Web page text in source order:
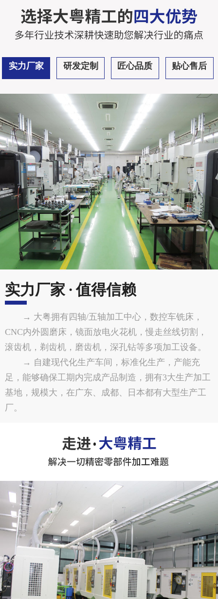
实力厂家 研发定制 匠心品质 贴心售后
实力厂家 · 值得信赖
→ 大粤拥有四轴/五轴加工中心，数控车铣床，
CNC内外圆磨床，镜面放电火花机，慢走丝线切割，
滚齿机，剃齿机，磨齿机，深孔钻等多项加工设备。
→ 自建现代化生产车间，标准化生产，产能充
足，能够确保工期内完成产品制造，拥有3大生产加工
基地，规模大，在广东、成都、日本都有大型生产工
厂。